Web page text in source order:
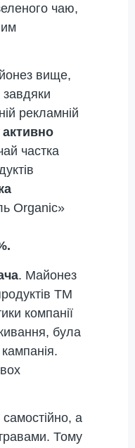
чаю,
вище,
рекламній
активно
частка
Organic»
. Майонез
ТМ
компанії
була
а
Тому